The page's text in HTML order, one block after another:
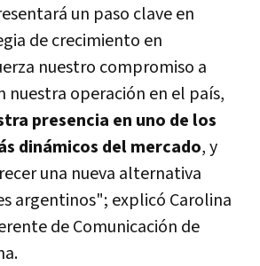
un paso clave en
de crecimiento en
nuestro compromiso a
nuestra operación en el país,
presencia en uno de los
dinámicos del mercado, y
una nueva alternativa
argentinos"; explicó Carolina
de Comunicación de